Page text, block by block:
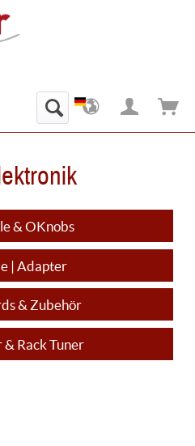
& OKnobs
| Adapter
& Zubehör
& Rack Tuner